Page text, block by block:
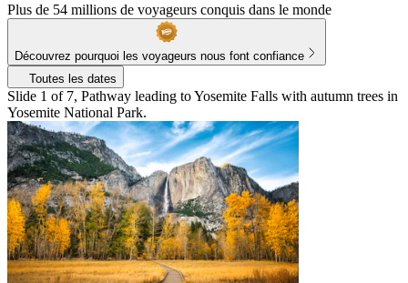
Plus de 54 millions de voyageurs conquis dans le monde
Découvrez pourquoi les voyageurs nous font confiance
Toutes les dates
Slide 1 of 7, Pathway leading to Yosemite Falls with autumn trees in
Yosemite National Park.